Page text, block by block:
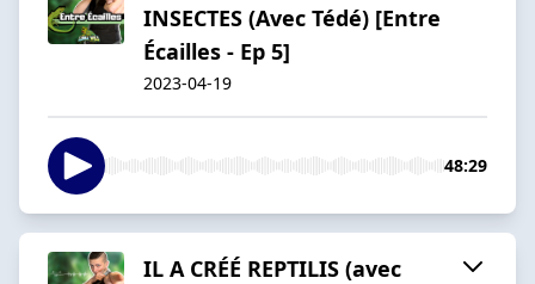
INSECTES (Avec Tédé) [Entre
Écailles - Ep 5]
2023-04-19
48:29
IL A CRÉÉ REPTILIS (avec